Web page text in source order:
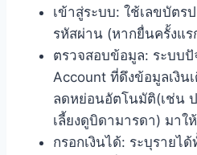
เข้าสู่ระบบ: ใช้เลขบัตร
รหัสผ่าน (หากยื่นครั้งแ
ตรวจสอบข้อมูล: ระบบ
Account ที่ดึงข้อมูลเงิน
ลดหย่อนอัตโนมัติ(เช่น
เลี้ยงดูบิดามารดา) มาใ
กรอกเงินได้: ระบุรายไ